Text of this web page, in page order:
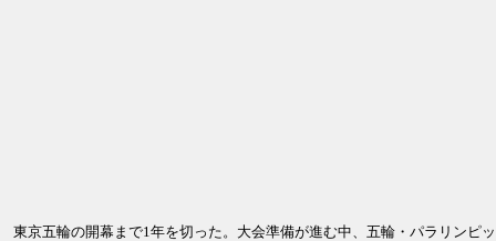
東京五輪の開幕まで1年を切った。大会準備が進む中、五輪・パラリンピ